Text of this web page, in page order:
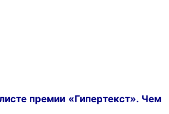
премии «Гипертекст». Чем